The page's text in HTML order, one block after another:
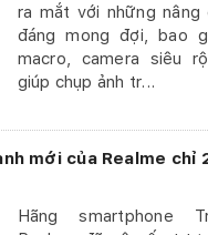
ra mắt với những nâng
đáng mong đợi, bao
macro, camera siêu
giúp chụp ảnh tr...
mới của Realme chỉ
Hãng smartphone